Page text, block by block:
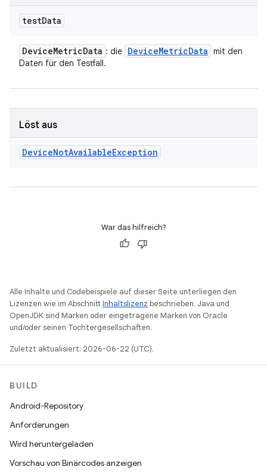
testData
DeviceMetricData : die DeviceMetricData mit den
Daten für den Testfall.
Löst aus
DeviceNotAvailableException
War das hilfreich?
Alle Inhalte und Codebeispiele auf dieser Seite unterliegen den
Lizenzen wie im AbschnittInhaltslizenz beschrieben. Java und
OpenJDK sind Marken oder eingetragene Marken von Oracle
und/oder seinen Tochtergesellschaften.
Zuletzt aktualisiert: 2026-06-22 (UTC).
BUILD
Android-Repository
Anforderungen
Wird heruntergeladen
Vorschau von Binärcodes anzeigen